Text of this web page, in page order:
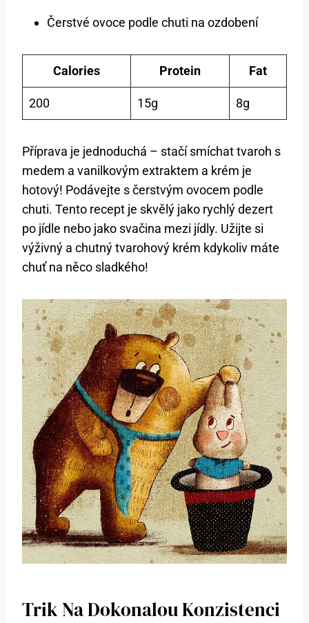
Čerstvé ovoce podle chuti na ozdobení
Calories Protein Fat
200 15g 8g
Příprava je jednoduchá – stačí smíchat tvaroh s
medem a vanilkovým extraktem a krém je
hotový! Podávejte s čerstvým ovocem podle
chuti. Tento recept je skvělý jako rychlý dezert
po jídle nebo jako svačina mezi jídly. Užijte si
výživný a chutný tvarohový krém kdykoliv máte
chuť na něco sladkého!
Trik Na Dokonalou Konzistenci